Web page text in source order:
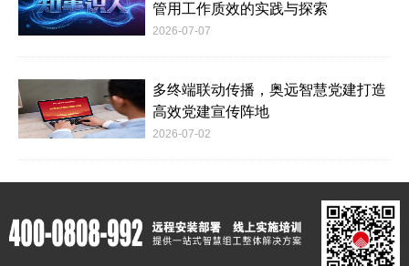
管用工作质效的实践与探索
2026-07-07
多终端联动传播，奥远智慧党建打造
高效党建宣传阵地
2026-07-02